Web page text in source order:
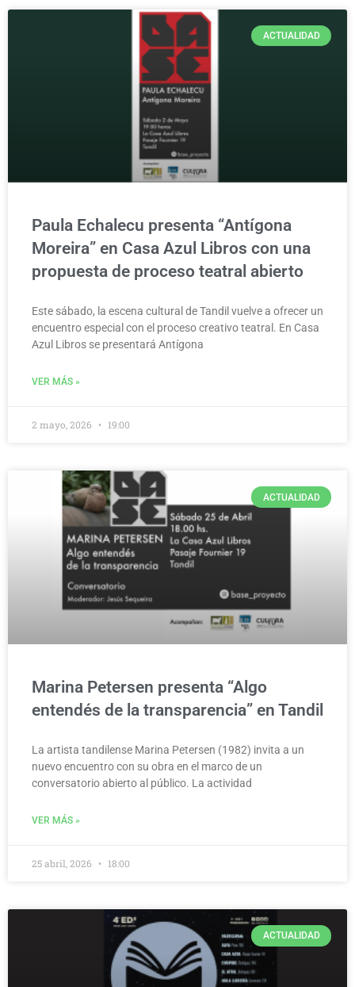
ACTUALIDAD
Paula Echalecu presenta “Antígona
Moreira” en Casa Azul Libros con una
propuesta de proceso teatral abierto
Este sábado, la escena cultural de Tandil vuelve a ofrecer un
encuentro especial con el proceso creativo teatral. En Casa
Azul Libros se presentará Antígona
VER MÁS »
2 mayo, 2026 19:00
ACTUALIDAD
Marina Petersen presenta “Algo
entendés de la transparencia” en Tandil
La artista tandilense Marina Petersen (1982) invita a un
nuevo encuentro con su obra en el marco de un
conversatorio abierto al público. La actividad
VER MÁS »
25 abril, 2026 18:00
ACTUALIDAD